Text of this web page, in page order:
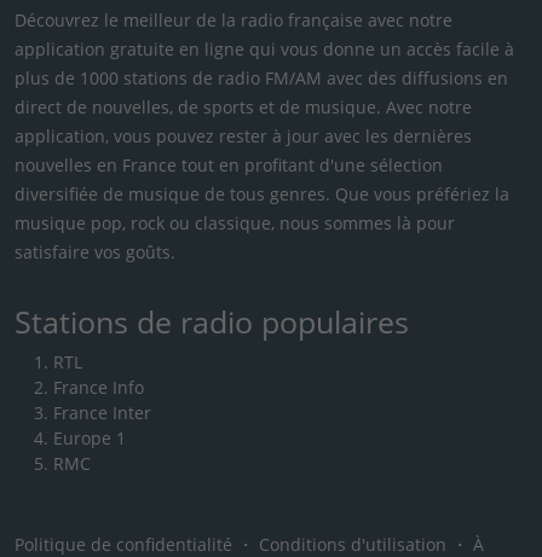
Découvrez le meilleur de la radio française avec notre
application gratuite en ligne qui vous donne un accès facile à
plus de 1000 stations de radio FM/AM avec des diffusions en
direct de nouvelles, de sports et de musique. Avec notre
application, vous pouvez rester à jour avec les dernières
nouvelles en France tout en profitant d'une sélection
diversifiée de musique de tous genres. Que vous préfériez la
musique pop, rock ou classique, nous sommes là pour
satisfaire vos goûts.
Stations de radio populaires
RTL
France Info
France Inter
Europe 1
RMC
Politique de confidentialité ・ Conditions d'utilisation ・ À